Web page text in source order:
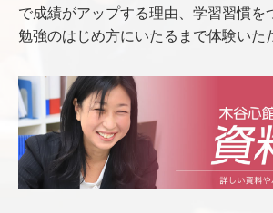
で成績がアップする理由、学習習慣を
勉強のはじめ方にいたるまで体験いた